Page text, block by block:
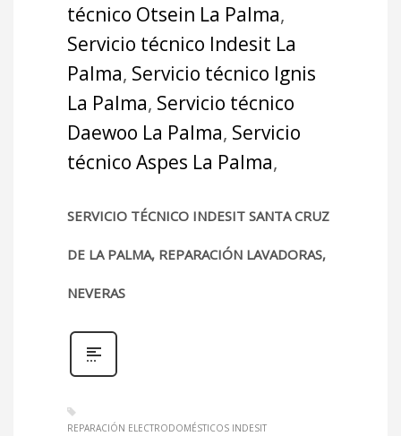
técnico Otsein La Palma,
Servicio técnico Indesit La
Palma, Servicio técnico Ignis
La Palma, Servicio técnico
Daewoo La Palma, Servicio
técnico Aspes La Palma,
SERVICIO TÉCNICO INDESIT SANTA CRUZ
DE LA PALMA, REPARACIÓN LAVADORAS,
NEVERAS
REPARACIÓN ELECTRODOMÉSTICOS INDESIT